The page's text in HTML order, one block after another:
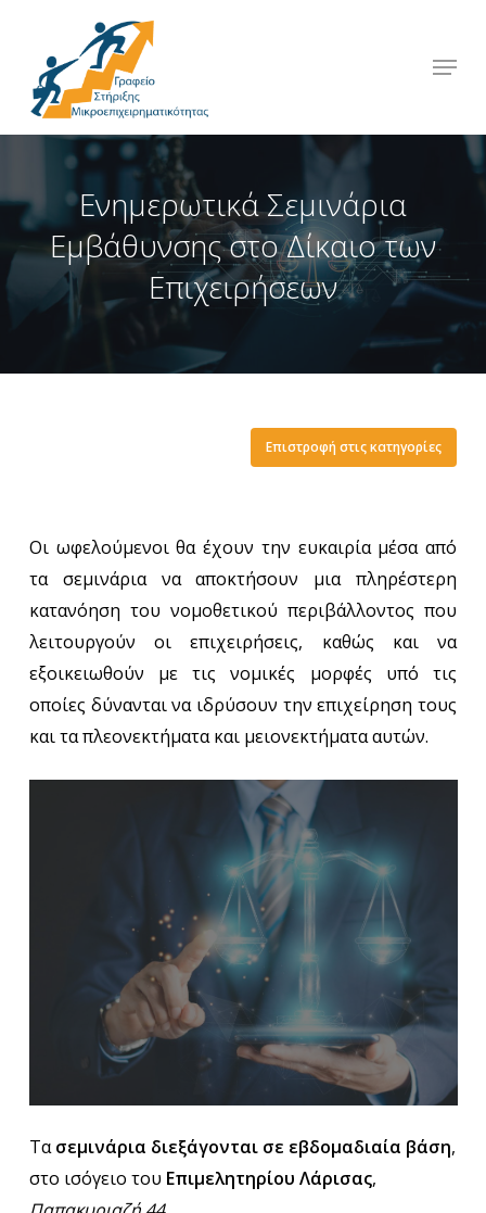
main
content
Menu
Ενημερωτικά Σεμινάρια
Εμβάθυνσης στο Δίκαιο των
Επιχειρήσεων
Επιστροφή στις κατηγορίες
Οι ωφελούμενοι θα έχουν την ευκαιρία μέσα από
τα σεμινάρια να αποκτήσουν μια πληρέστερη
κατανόηση του νομοθετικού περιβάλλοντος που
λειτουργούν οι επιχειρήσεις, καθώς και να
εξοικειωθούν με τις νομικές μορφές υπό τις
οποίες δύνανται να ιδρύσουν την επιχείρηση τους
και τα πλεονεκτήματα και μειονεκτήματα αυτών.
Τασεμινάρια διεξάγονται σε εβδομαδιαία βάση,
στο ισόγειο του Επιμελητηρίου Λάρισας,
Close